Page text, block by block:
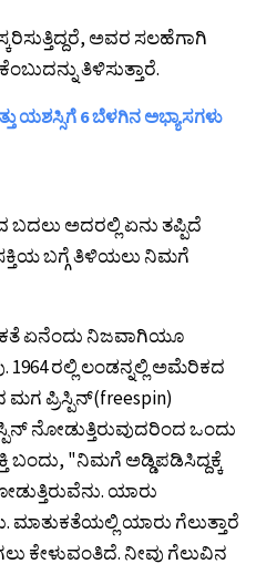
ಅವರ ಸಲಹೆಗಾಗಿ
ತಿಳಿಸುತ್ತಾರೆ.
ಯಶಸ್ಸಿಗೆ 6 ಬೆಳಗಿನ ಅಭ್ಯಾಸಗಳು
ಬದಲು ಅದರಲ್ಲಿ ಏನು ತಪ್ಪಿದೆ
ಬಗ್ಗೆ ತಿಳಿಯಲು ನಿಮಗೆ
ಏನೆಂದು ನಿಜವಾಗಿಯೂ
ರಲ್ಲಿ ಲಂಡನ್ನಲ್ಲಿ ಅಮೆರಿಕದ
ಮಗ ಪ್ರಿಸ್ಪಿನ್(freespin)
ನೋಡುತ್ತಿರುವುದರಿಂದ ಒಂದು
ಬಂದು, "ನಿಮಗೆ ಅಡ್ಡಿಪಡಿಸಿದ್ದಕ್ಕೆ
ಯಾರು
ಮಾತುಕತೆಯಲ್ಲಿ ಯಾರು ಗೆಲುತ್ತಾರೆ
ಕೇಳುವಂತಿದೆ. ನೀವು ಗೆಲುವಿನ